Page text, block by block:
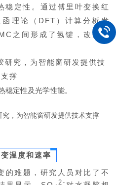
稳定性。通过傅里叶变换红
理论（DFT）计算分析发
之间形成了氢键，改变了
稳定性及光学性能。
温度和速率
的难题，研究人员对比了不
2-